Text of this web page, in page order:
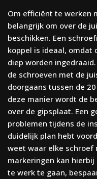
Om efficiënt te werken
belangrijk om over de
beschikken. Een
koppel is ideaal, omdat
diep worden
de schroeven met de
doorgaans tussen de
deze manier wordt de
over de gipsplaat. Een
problemen tijdens de
duidelijk plan hebt
weet waar elke schroef
markeringen kan
te werk te gaan,